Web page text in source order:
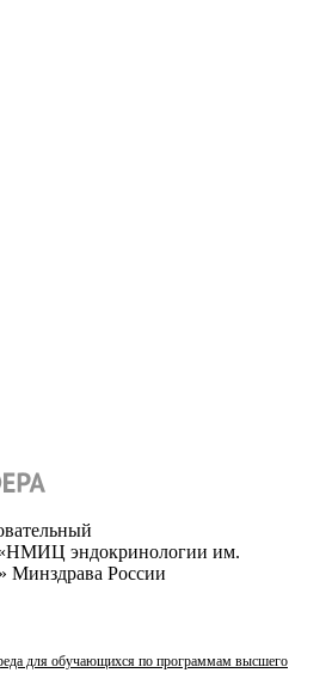
эндокринологии им.
Минздрава России
для обучающихся по программам высшего